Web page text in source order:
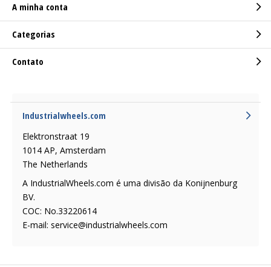
A minha conta
Categorias
Contato
Industrialwheels.com
Elektronstraat 19
1014 AP, Amsterdam
The Netherlands
A IndustrialWheels.com é uma divisão da Konijnenburg
BV.
COC: No.33220614
E-mail: service@industrialwheels.com